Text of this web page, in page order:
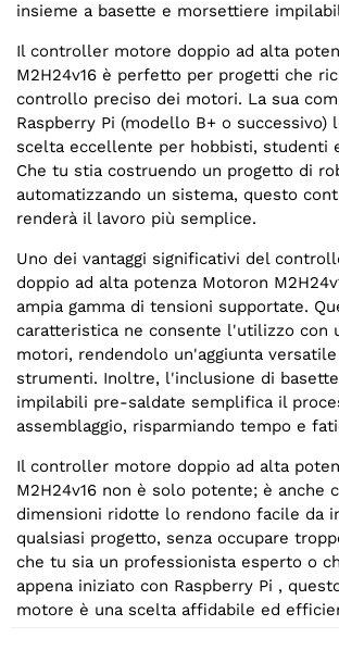
insieme a basette e morsettiere
Il controller motore doppio ad alta
M2H24v16 è perfetto per progetti che
controllo preciso dei motori. La sua
Raspberry Pi (modello B+ o successivo)
scelta eccellente per hobbisti, studenti
Che tu stia costruendo un progetto di
automatizzando un sistema, questo
renderà il lavoro più semplice.
Uno dei vantaggi significativi del
doppio ad alta potenza Motoron
ampia gamma di tensioni supportate.
caratteristica ne consente l'utilizzo con
motori, rendendolo un'aggiunta
strumenti. Inoltre, l'inclusione di
impilabili pre-saldate semplifica il
assemblaggio, risparmiando tempo e
Il controller motore doppio ad alta
M2H24v16 non è solo potente; è anche
dimensioni ridotte lo rendono facile da
qualsiasi progetto, senza occupare
che tu sia un professionista esperto o
appena iniziato con Raspberry Pi ,
motore è una scelta affidabile ed